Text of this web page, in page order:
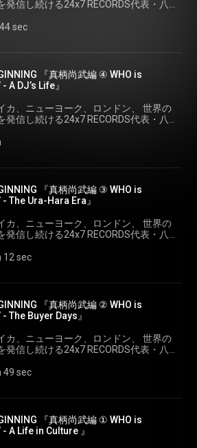
18th
19th APRIL：
MAEBASH...
＞
DISCIPLES OF BASE ‘26】
DADDY G (MASSIVE
(REBEL DREAD HARDWARE)
：TOKYO…
18th
19th APRIL：
MAEBASH...
て出会った、エリック・クラプトンな
ーベル 【CHOKE】 をスタート。
が担うなど、国際的な視野を持って
と共に 【REBEL DREAD HARDWARE】
をスチャダラパー・シンコと共に主催
精力的に活動を行う。音楽とカルチャ
hatchuck/ ✅＜
＞
DISCIPLES OF BASE ‘26】
DADDY G (MASSIVE
(REBEL DREAD HARDWARE)
：TOKYO…
18th
19th APRIL：
MAEBASH...
発信し続ける24x7 RECORDS代表・八
ー」、 『IN THE BEGINNING』。 3rd
真柄尚武編 ⑤
ゲスト: 真柄尚武 (DJ
MAGARA 90年代より"VINTAGE KING"
等のバイヤー／プロデュ
オリジナルブランドである "M.V.P."を軸
トドア、ミリタリーといったいわゆる
レクトショップ"A-1 CLOTHING"を立
より都内で活動しているレゲエサウン
質なダブプレートを多数所有し、最新
のセレクターとしての活動がメインで
エの元ネタや往年のダンスクラッシッ
イカン、ジャパニーズの良質なダブプ
最新のダンスホールから古き良きレゲ
ンであるが、最近ではレゲエの元ネタ
✅＜A-1 CLOTHING WEB SITE
＜八幡浩司＞
✅＜24×7 Records＞
sec
『真柄尚武編 ④ WHO is
A DJ’s Life』
カ、ニューヨーク、ロンドン、 世界の
発信し続ける24x7 RECORDS代表・八
ー」、 『IN THE BEGINNING』。 3rd
真柄尚武編 ④
スト: 真柄尚武 (DJ
MAGARA 90年代より"VINTAGE KING"
等のバイヤー／プロデュ
オリジナルブランドである "M.V.P."を軸
トドア、ミリタリーといったいわゆる
レクトショップ"A-1 CLOTHING"を立
より都内で活動しているレゲエサウン
質なダブプレートを多数所有し、最新
のセレクターとしての活動がメインで
エの元ネタや往年のダンスクラッシッ
イカン、ジャパニーズの良質なダブプ
最新のダンスホールから古き良きレゲ
ンであるが、最近ではレゲエの元ネタ
✅＜A-1 CLOTHING WEB SITE
＜八幡浩司＞
✅＜24×7 Records＞
『真柄尚武編 ③ WHO is
- The Ura-Hara Era』
カ、ニューヨーク、ロンドン、 世界の
発信し続ける24x7 RECORDS代表・八
ー」、 『IN THE BEGINNING』。 3rd
真柄尚武編 ③
Era』 ゲスト: 真柄尚武 (DJ
MAGARA 90年代より"VINTAGE KING"
等のバイヤー／プロデュ
オリジナルブランドである "M.V.P."を軸
トドア、ミリタリーといったいわゆる
レクトショップ"A-1 CLOTHING"を立
より都内で活動しているレゲエサウン
質なダブプレートを多数所有し、最新
のセレクターとしての活動がメインで
エの元ネタや往年のダンスクラッシッ
12 sec
『真柄尚武編 ② WHO is
- The Buyer Days』
カ、ニューヨーク、ロンドン、 世界の
発信し続ける24x7 RECORDS代表・八
ー」、 『IN THE BEGINNING』。 3rd
真柄尚武編 ②
』 ゲスト: 真柄尚武 (DJ
MAGARA 90年代より"VINTAGE KING"
49 sec
『真柄尚武編 ① WHO is
- A Life in Culture 』